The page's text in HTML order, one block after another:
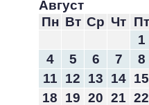
Август
Пн Вт Ср Чт Пт
1
4
5 6 7 8
11
12 13 14 15
18
19 20 21 22